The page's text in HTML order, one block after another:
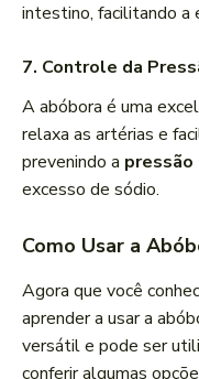
intestino, facilitando a
7. Controle da
A abóbora é uma
relaxa as artérias e
prevenindo a
excesso de sódio.
Como Usar a
Agora que você
aprender a usar a
versátil e pode ser
conferir algumas